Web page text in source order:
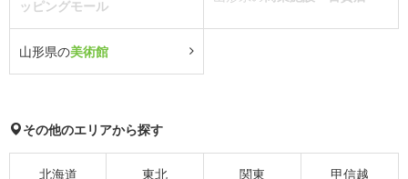
ッピングモール
山形県の美術館
その他のエリアから探す
北海道 東北 関東 甲信越